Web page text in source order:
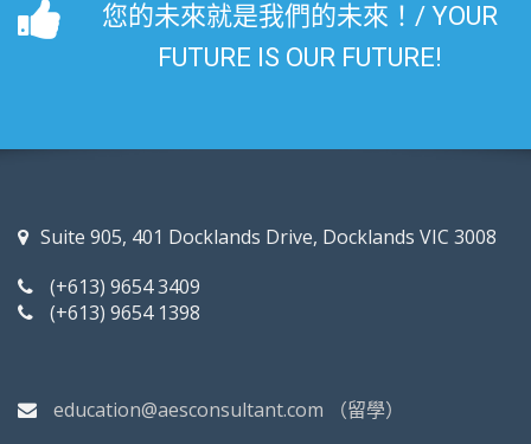
您的未來就是我們的未來！/ YOUR
FUTURE IS OUR FUTURE!
Suite 905, 401 Docklands Drive, Docklands VIC 3008
(+613) 9654 3409
(+613) 9654 1398
education@aesconsultant.com （留學）